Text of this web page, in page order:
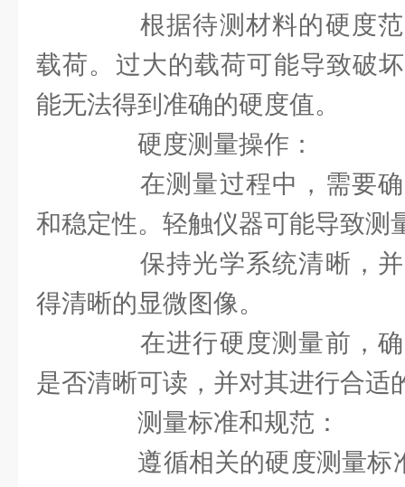
根据待测材料的硬度范
载荷。过大的载荷可能导致破
能无法得到准确的硬度值。
硬度测量操作：
在测量过程中，需要确
和稳定性。轻触仪器可能导致测
保持光学系统清晰，并
得清晰的显微图像。
在进行硬度测量前，确
是否清晰可读，并对其进行合适
测量标准和规范：
遵循相关的硬度测量标